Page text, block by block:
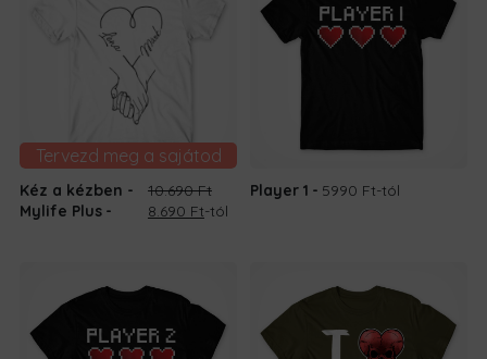
Tervezd meg a sajátod
Kéz a kézben -
Mylife Plus
10.690Ft
Original
8.690 FtCurrent
-tól
Player 1 5990 Ft-tól